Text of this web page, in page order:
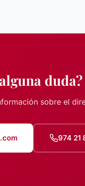
duda?
sobre el
974 21